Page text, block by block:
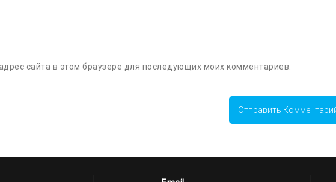
сайта в этом браузере для последующих моих комментариев.